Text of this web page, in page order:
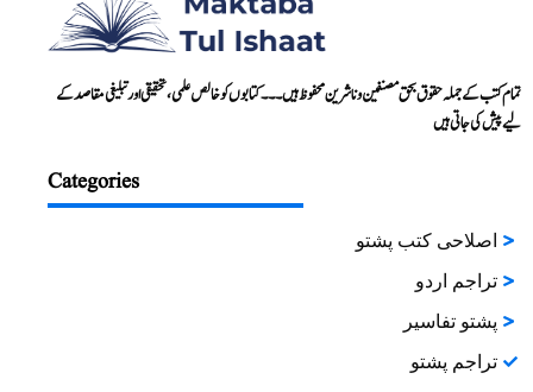
تمام کتب کے جملہ حقوق بحق مصنفین و ناشرین محفوظ ہیں۔۔۔ کتابوں کو خالص علمی، تحقیقی اور تبلیغی مقاصد کے
لیے پیش کی جاتی ہیں
Categories
اصلاحی کتب پشتو
تراجم اردو
پشتو تفاسیر
تراجم پشتو